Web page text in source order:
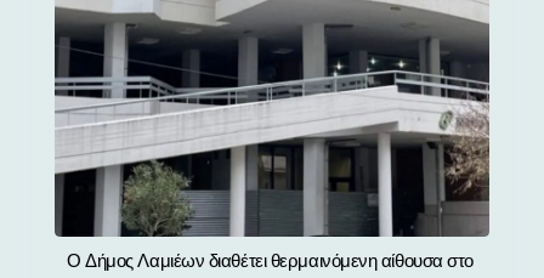
Ο Δήμος Λαμιέων διαθέτει θερμαινόμενη αίθουσα στο